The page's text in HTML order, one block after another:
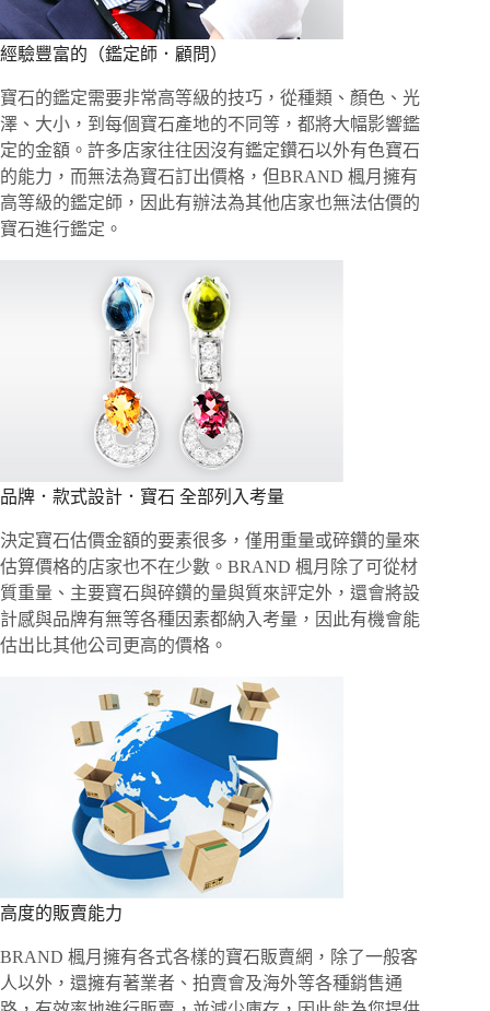
經驗豐富的（鑑定師．顧問）
寶石的鑑定需要非常高等級的技巧，從種類、顏色、光
澤、大小，到每個寶石產地的不同等，都將大幅影響鑑
定的金額。許多店家往往因沒有鑑定鑽石以外有色寶石
的能力，而無法為寶石訂出價格，但BRAND 楓月擁有
高等級的鑑定師，因此有辦法為其他店家也無法估價的
寶石進行鑑定。
品牌．款式設計．寶石 全部列入考量
決定寶石估價金額的要素很多，僅用重量或碎鑽的量來
估算價格的店家也不在少數。BRAND 楓月除了可從材
質重量、主要寶石與碎鑽的量與質來評定外，還會將設
計感與品牌有無等各種因素都納入考量，因此有機會能
估出比其他公司更高的價格。
高度的販賣能力
BRAND 楓月擁有各式各樣的寶石販賣網，除了一般客
人以外，還擁有著業者、拍賣會及海外等各種銷售通